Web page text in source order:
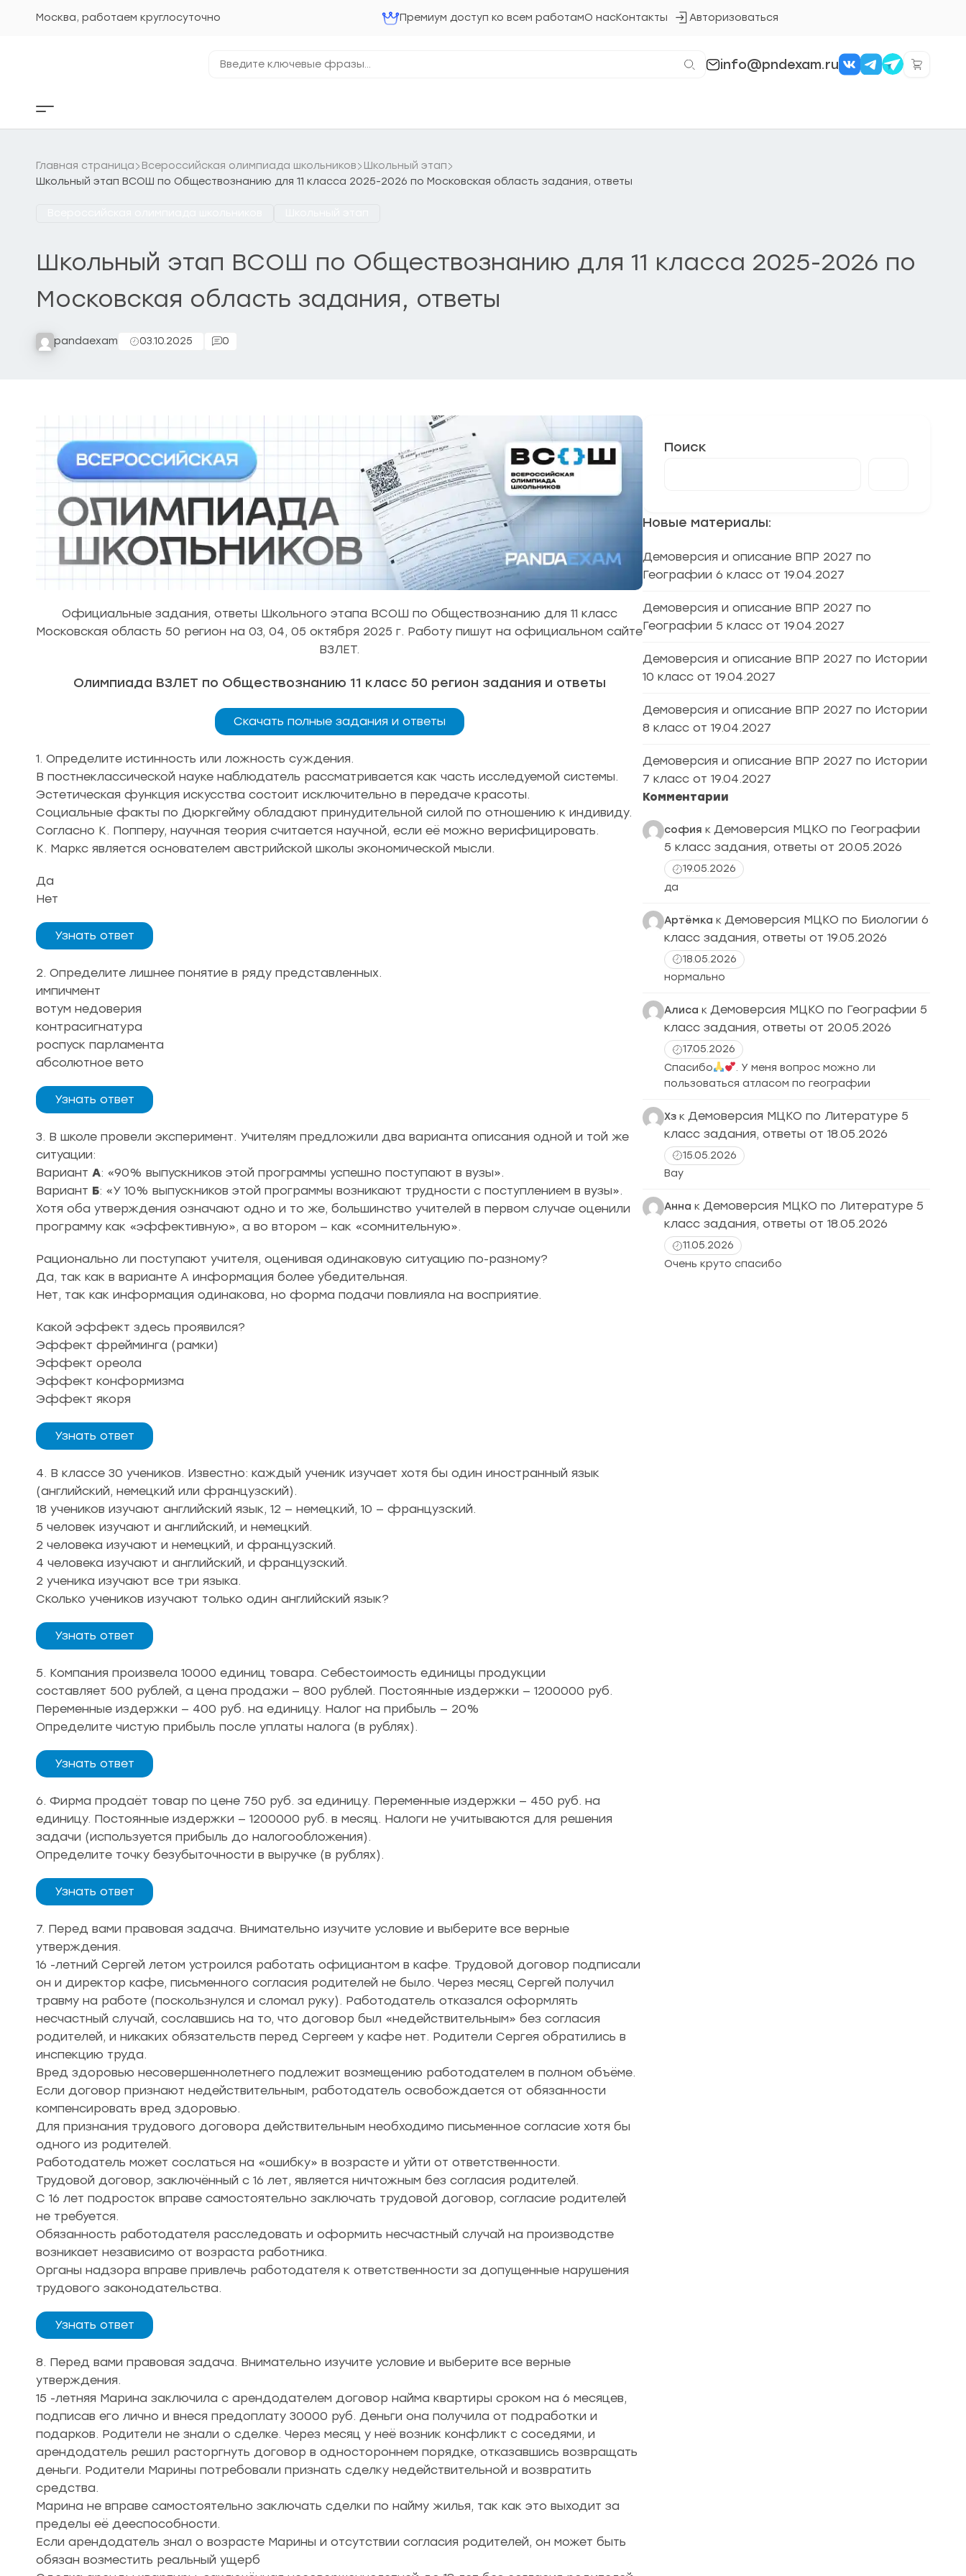
Москва, работаем круглосуточно Премиум доступ ко всем работамО насКонтакты Авторизоваться
Кнопка
ключевые
info@pndexam.ru
Кнопка
бокового
Главная страница Всероссийская олимпиада школьников
Школьный этап
Школьный этап ВСОШ по Обществознанию для 11 класса 2025-2026 по Московская область задания, ответы
Школьный этап ВСОШ по Обществознанию для 11 класса 2025-2026 по
Московская область задания, ответы
pandaexam 03.10.2025 0
Официальные задания, ответы Школьного этапа ВСОШ по Обществознанию для 11 класс
Московская область 50 регион на 03, 04, 05 октября 2025 г. Работу пишут на официальном сайте
ВЗЛЕТ.
Олимпиада ВЗЛЕТ по Обществознанию 11 класс 50 регион задания и ответы
Скачать полные задания и ответы
1. Определите истинность или ложность суждения.
В постнеклассической науке наблюдатель рассматривается как часть исследуемой системы.
Эстетическая функция искусства состоит исключительно в передаче красоты.
Социальные факты по Дюркгейму обладают принудительной силой по отношению к индивиду.
Согласно К. Попперу, научная теория считается научной, если её можно верифицировать.
К. Маркс является основателем австрийской школы экономической мысли.
Да
Нет
Узнать ответ
2. Определите лишнее понятие в ряду представленных.
импичмент
вотум недоверия
контрасигнатура
роспуск парламента
абсолютное вето
Узнать ответ
3. В школе провели эксперимент. Учителям предложили два варианта описания одной и той же
ситуации:
Вариант А: «90% выпускников этой программы успешно поступают в вузы».
Вариант Б: «У 10% выпускников этой программы возникают трудности с поступлением в вузы».
Хотя оба утверждения означают одно и то же, большинство учителей в первом случае оценили
программу как «эффективную», а во втором — как «сомнительную».
Рационально ли поступают учителя, оценивая одинаковую ситуацию по-разному?
Да, так как в варианте А информация более убедительная.
Нет, так как информация одинакова, но форма подачи повлияла на восприятие.
Какой эффект здесь проявился?
Эффект фрейминга (рамки)
Эффект ореола
Эффект конформизма
Эффект якоря
Узнать ответ
4. В классе 30 учеников. Известно: каждый ученик изучает хотя бы один иностранный язык
(английский, немецкий или французский).
18 учеников изучают английский язык, 12 — немецкий, 10 — французский.
5 человек изучают и английский, и немецкий.
2 человека изучают и немецкий, и французский.
4 человека изучают и английский, и французский.
2 ученика изучают все три языка.
Сколько учеников изучают только один английский язык?
Узнать ответ
5. Компания произвела 10000 единиц товара. Себестоимость единицы продукции
составляет 500 рублей, а цена продажи — 800 рублей. Постоянные издержки — 1200000 руб.
Переменные издержки — 400 руб. на единицу. Налог на прибыль — 20%
Определите чистую прибыль после уплаты налога (в рублях).
Узнать ответ
6. Фирма продаёт товар по цене 750 руб. за единицу. Переменные издержки — 450 руб. на
единицу. Постоянные издержки — 1200000 руб. в месяц. Налоги не учитываются для решения
задачи (используется прибыль до налогообложения).
Определите точку безубыточности в выручке (в рублях).
Узнать ответ
7. Перед вами правовая задача. Внимательно изучите условие и выберите все верные
утверждения.
16 -летний Сергей летом устроился работать официантом в кафе. Трудовой договор подписали
он и директор кафе, письменного согласия родителей не было. Через месяц Сергей получил
травму на работе (поскользнулся и сломал руку). Работодатель отказался оформлять
несчастный случай, сославшись на то, что договор был «недействительным» без согласия
родителей, и никаких обязательств перед Сергеем у кафе нет. Родители Сергея обратились в
инспекцию труда.
Вред здоровью несовершеннолетнего подлежит возмещению работодателем в полном объёме.
Если договор признают недействительным, работодатель освобождается от обязанности
компенсировать вред здоровью.
Для признания трудового договора действительным необходимо письменное согласие хотя бы
одного из родителей.
Работодатель может сослаться на «ошибку» в возрасте и уйти от ответственности.
Трудовой договор, заключённый с 16 лет, является ничтожным без согласия родителей.
С 16 лет подросток вправе самостоятельно заключать трудовой договор, согласие родителей
не требуется.
Обязанность работодателя расследовать и оформить несчастный случай на производстве
возникает независимо от возраста работника.
Органы надзора вправе привлечь работодателя к ответственности за допущенные нарушения
трудового законодательства.
Узнать ответ
8. Перед вами правовая задача. Внимательно изучите условие и выберите все верные
утверждения.
15 -летняя Марина заключила с арендодателем договор найма квартиры сроком на 6 месяцев,
подписав его лично и внеся предоплату 30000 руб. Деньги она получила от подработки и
подарков. Родители не знали о сделке. Через месяц у неё возник конфликт с соседями, и
арендодатель решил расторгнуть договор в одностороннем порядке, отказавшись возвращать
деньги. Родители Марины потребовали признать сделку недействительной и возвратить
средства.
Марина не вправе самостоятельно заключать сделки по найму жилья, так как это выходит за
пределы её дееспособности.
Если арендодатель знал о возрасте Марины и отсутствии согласия родителей, он может быть
обязан возместить реальный ущерб
Поиск
Новые материалы:
Демоверсия и описание ВПР 2027 по
Географии 6 класс от 19.04.2027
Демоверсия и описание ВПР 2027 по
Географии 5 класс от 19.04.2027
Демоверсия и описание ВПР 2027 по Истории
10 класс от 19.04.2027
Демоверсия и описание ВПР 2027 по Истории
8 класс от 19.04.2027
Демоверсия и описание ВПР 2027 по Истории
7 класс от 19.04.2027
Комментарии
софия к Демоверсия МЦКО по Географии
5 класс задания, ответы от 20.05.2026
19.05.2026
да
Артёмка к Демоверсия МЦКО по Биологии 6
класс задания, ответы от 19.05.2026
18.05.2026
нормально
Алиса к Демоверсия МЦКО по Географии 5
класс задания, ответы от 20.05.2026
17.05.2026
Спасибо
. У меня вопрос можно ли
пользоваться атласом по географии
Хз к Демоверсия МЦКО по Литературе 5
класс задания, ответы от 18.05.2026
15.05.2026
Вау
Анна к Демоверсия МЦКО по Литературе 5
класс задания, ответы от 18.05.2026
11.05.2026
Очень круто спасибо